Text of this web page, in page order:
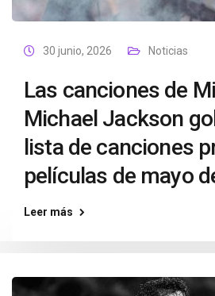
30 junio, 2026 Noticias
Las canciones de
Michael Jackson
lista de canciones
películas de mayo
Leer más